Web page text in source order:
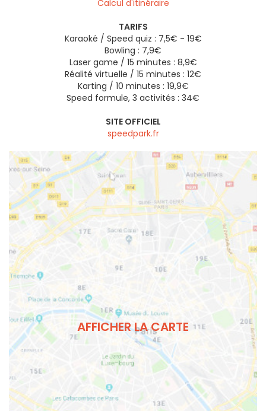
Calcul d'itinéraire
TARIFS
Karaoké / Speed quiz : 7,5€ - 19€
Bowling : 7,9€
Laser game / 15 minutes : 8,9€
Réalité virtuelle / 15 minutes : 12€
Karting / 10 minutes : 19,9€
Speed formule, 3 activités : 34€
SITE OFFICIEL
speedpark.fr
AFFICHER LA CARTE